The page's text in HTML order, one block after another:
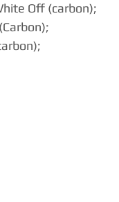
Off (carbon);